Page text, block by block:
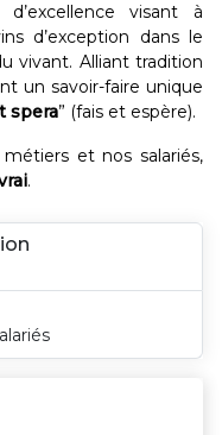
visant à
d’exception dans le
vivant. Alliant tradition
un savoir-faire unique
spera” (fais et espère).
et nos salariés,
.